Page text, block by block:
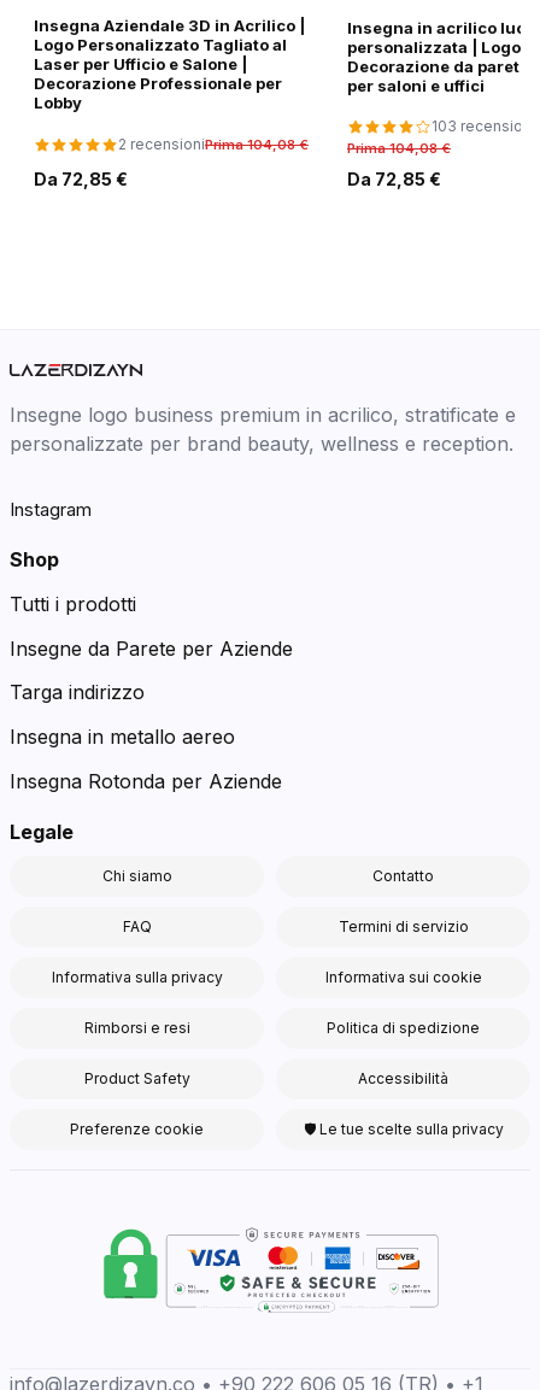
Insegna Aziendale 3D in Acrilico |
Logo Personalizzato Tagliato al
Laser per Ufficio e Salone |
Decorazione Professionale per
Lobby
2 recensioniPrima 104,08 €
Da 72,85 €
Insegna in acrilico
personalizzata | Logo
Decorazione da parete
per saloni e uffici
103 recensioni
Prima 104,08 €
Da 72,85 €
Insegne logo business premium in acrilico, stratificate e
personalizzate per brand beauty, wellness e reception.
Instagram
Shop
Tutti i prodotti
Insegne da Parete per Aziende
Targa indirizzo
Insegna in metallo aereo
Insegna Rotonda per Aziende
Legale
Chi siamo Contatto
FAQ Termini di servizio
Informativa sulla privacy Informativa sui cookie
Rimborsi e resi Politica di spedizione
Product Safety Accessibilità
Preferenze cookie 🛡 Le tue scelte sulla privacy
info@lazerdizayn.co • +90 222 606 05 16 (TR) • +1